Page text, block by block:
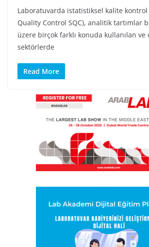
Laboratuvarda istatistiksel kalite kontrol
Quality Control SQC), analitik tartımlar
üzere birçok farklı konuda kullanılan ve
sektörlerde
Read More